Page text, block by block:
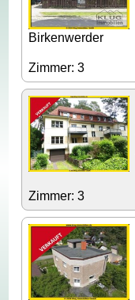
Birkenwerder
Zimmer: 3
Zimmer: 3